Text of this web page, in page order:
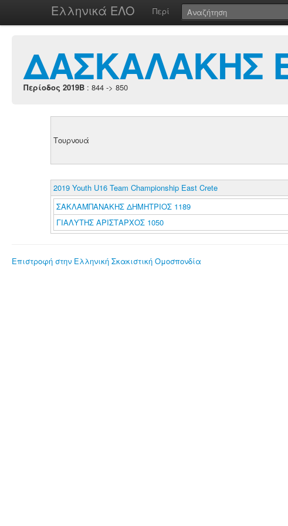
Ελληνικά ΕΛΟ Περί
ΔΑΣΚΑΛΑΚΗΣ
Περίοδος 2019B : 844 -> 850
Τουρνουά
2019 Youth U16 Team Championship East Crete
ΣΑΚΛΑΜΠΑΝΑΚΗΣ ΔΗΜΗΤΡΙΟΣ 1189
ΓΙΑΛΥΤΗΣ ΑΡΙΣΤΑΡΧΟΣ 1050
Επιστροφή στην Ελληνική Σκακιστική Ομοσπονδία